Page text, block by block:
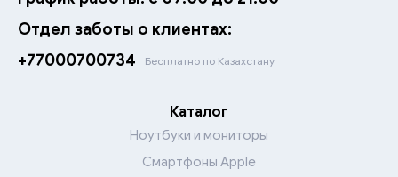
Отдел заботы о клиентах:
+77000700734
Бесплатно по Казахстану
Каталог
Ноутбуки и мониторы
Смартфоны Apple